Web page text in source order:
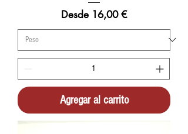
Desde 16,00 €
Precio de oferta
Agregar al carrito